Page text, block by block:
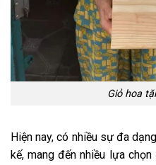
Giỏ hoa
Hiện nay, có nhiều sự đa
kế, mang đến nhiều lựa